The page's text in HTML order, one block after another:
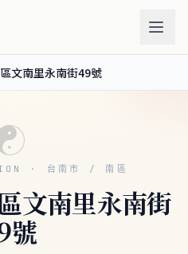
文南里永南街49號
· 台南市 / 南區
文南里永南街
號